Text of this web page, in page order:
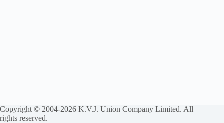
Copyright © 2004-2026 K.V.J. Union Company Limited. All
rights reserved.